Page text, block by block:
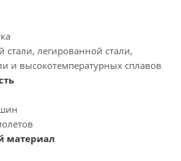
стали, легированной стали,
и высокотемпературных сплавов
материал